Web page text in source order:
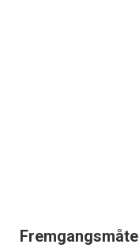
Fremgangsmåte